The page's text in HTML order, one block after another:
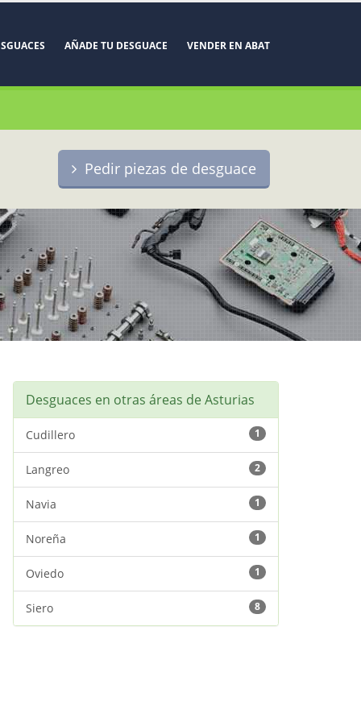
AÑADE TU DESGUACE VENDER EN ABAT
Pedir piezas de desguace
Desguaces en otras áreas de Asturias
Cudillero 1
Langreo 2
Navia 1
Noreña 1
Oviedo 1
Siero 8